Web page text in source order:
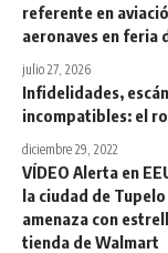
referente en
aeronaves en feria
julio 27, 2026
Infidelidades,
incompatibles: el
diciembre 29, 2022
VÍDEO Alerta en
la ciudad de
amenaza con
tienda de Walmart